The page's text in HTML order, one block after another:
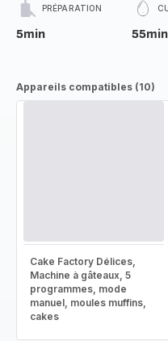
PRÉPARATION
5min 55min
Appareils compatibles (10)
Cake Factory Délices,
Machine à gâteaux, 5
programmes, mode
manuel, moules muffins,
cakes